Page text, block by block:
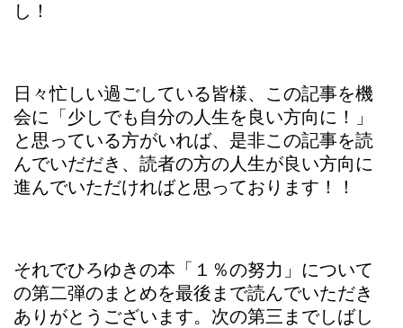
し！
日々忙しい過ごしている皆様、この記事を機
会に「少しでも自分の人生を良い方向に！」
と思っている方がいれば、是非この記事を読
んでいだだき、読者の方の人生が良い方向に
進んでいただければと思っております！！
それでひろゆきの本「１％の努力」について
の第二弾のまとめを最後まで読んでいただき
ありがとうございます。次の第三までしばし